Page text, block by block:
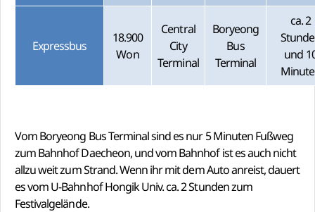
Expressbus
18.900
Won
Central
City
Terminal
Boryeong
Bus
Terminal
ca. 2
und
Vom Boryeong Bus Terminal sind es nur 5 Minuten Fußweg
zum Bahnhof Daecheon, und vom Bahnhof ist es auch nicht
allzu weit zum Strand. Wenn ihr mit dem Auto anreist, dauert
es vom U-Bahnhof Hongik Univ. ca. 2 Stunden zum
Festivalgelände.